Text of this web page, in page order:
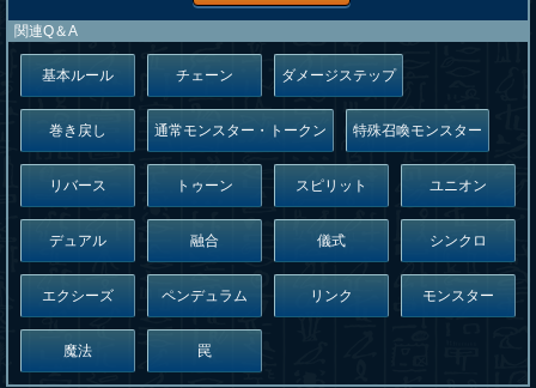
関連Q＆A
基本ルール チェーン ダメージステップ
巻き戻し 通常モンスター・トークン 特殊召喚モンスター
リバース トゥーン スピリット ユニオン
デュアル 融合 儀式 シンクロ
エクシーズ ペンデュラム リンク モンスター
魔法 罠